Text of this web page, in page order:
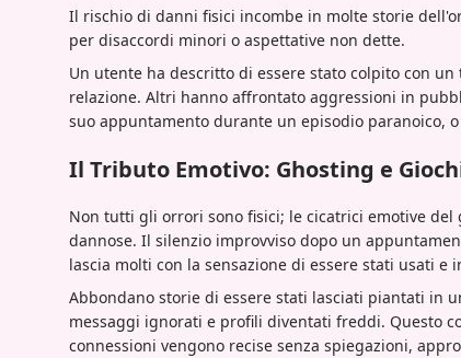
Il rischio di danni fisici incombe in molte storie
per disaccordi minori o aspettative non dette.
Un utente ha descritto di essere stato colpito con
relazione. Altri hanno affrontato aggressioni in
suo appuntamento durante un episodio paranoico,
Il Tributo Emotivo: Ghosting e
Non tutti gli orrori sono fisici; le cicatrici emotive
dannose. Il silenzio improvviso dopo un
lascia molti con la sensazione di essere stati usati e
Abbondano storie di essere stati lasciati piantati in
messaggi ignorati e profili diventati freddi. Questo
connessioni vengono recise senza spiegazioni,